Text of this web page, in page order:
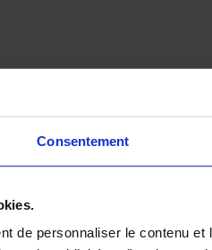
Consentement
de personnaliser le contenu